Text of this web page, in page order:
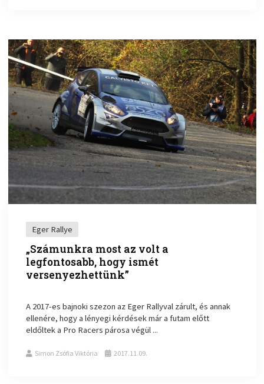
Eger Rallye
„Számunkra most az volt a
legfontosabb, hogy ismét
versenyezhettünk”
A 2017-es bajnoki szezon az Eger Rallyval zárult, és annak
ellenére, hogy a lényegi kérdések már a futam előtt
eldőltek a Pro Racers párosa végül ...
Simon Zsófia Viktória 2017.11.09.